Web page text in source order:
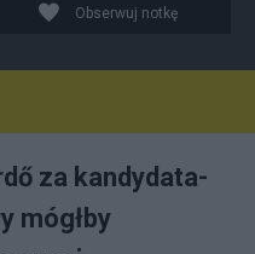
Obserwuj notkę
za kandydata-
mógłby